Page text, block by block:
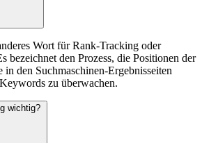
Wort für Rank-Tracking oder
den Prozess, die Positionen der
in den Suchmaschinen-Ergebnisseiten
zu überwachen.
wichtig?